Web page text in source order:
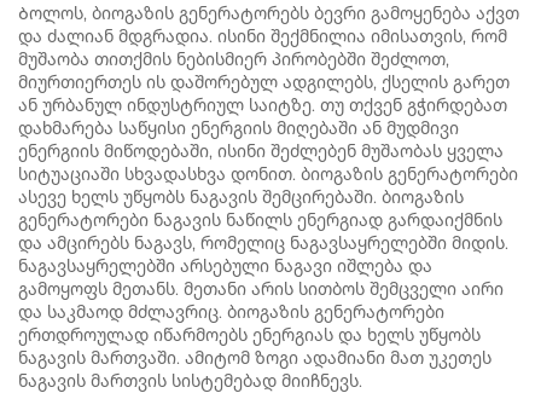
Ბოლოს, ბიოგაზის გენერატორებს ბევრი გამოყენება აქვთ
და ძალიან მდგრადია. ისინი შექმნილია იმისათვის, რომ
მუშაობა თითქმის ნებისმიერ პირობებში შეძლოთ,
მიურთიერთეს ის დაშორებულ ადგილებს, ქსელის გარეთ
ან ურბანულ ინდუსტრიულ საიტზე. თუ თქვენ გჭირდებათ
დახმარება საწყისი ენერგიის მიღებაში ან მუდმივი
ენერგიის მიწოდებაში, ისინი შეძლებენ მუშაობას ყველა
სიტუაციაში სხვადასხვა დონით. ბიოგაზის გენერატორები
ასევე ხელს უწყობს ნაგავის შემცირებაში. ბიოგაზის
გენერატორები ნაგავის ნაწილს ენერგიად გარდაიქმნის
და ამცირებს ნაგავს, რომელიც ნაგავსაყრელებში მიდის.
ნაგავსაყრელებში არსებული ნაგავი იშლება და
გამოყოფს მეთანს. მეთანი არის სითბოს შემცველი აირი
და საკმაოდ მძლავრიც. ბიოგაზის გენერატორები
ერთდროულად იწარმოებს ენერგიას და ხელს უწყობს
ნაგავის მართვაში. ამიტომ ზოგი ადამიანი მათ უკეთეს
ნაგავის მართვის სისტემებად მიიჩნევს.